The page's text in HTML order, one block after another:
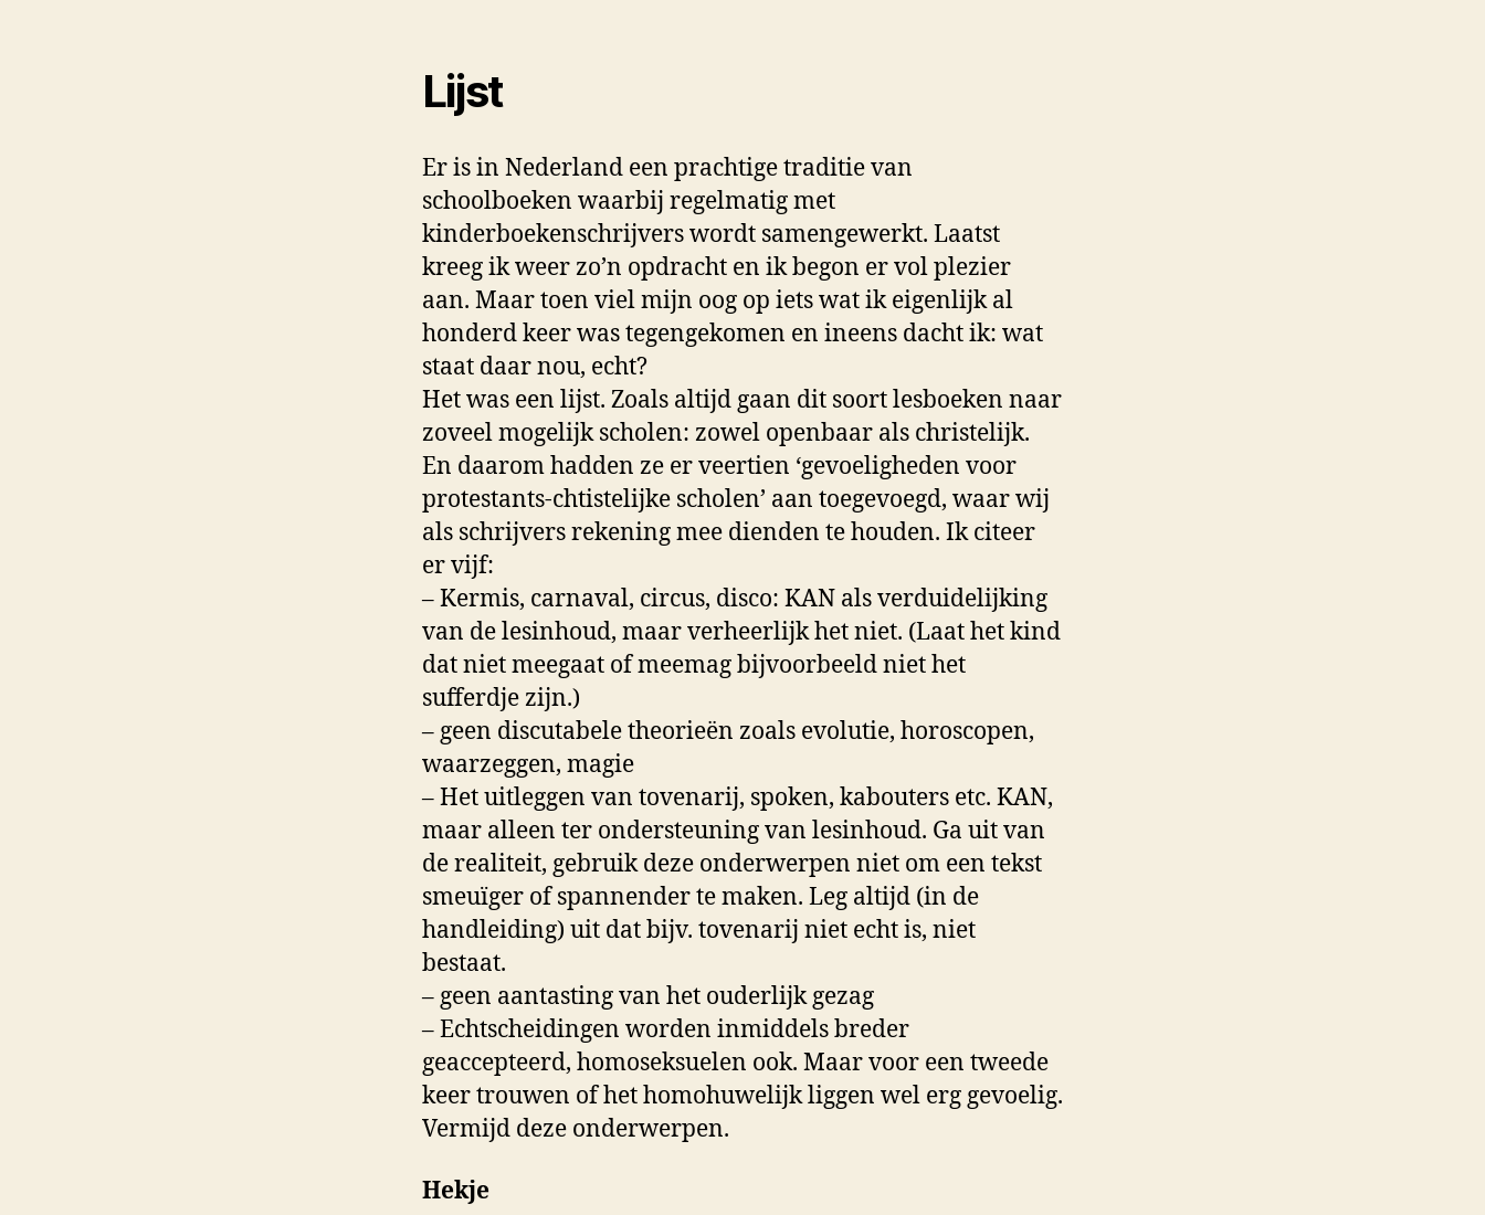
Lijst
Er is in Nederland een prachtige traditie van
schoolboeken waarbij regelmatig met
kinderboekenschrijvers wordt samengewerkt. Laatst
kreeg ik weer zo’n opdracht en ik begon er vol plezier
aan. Maar toen viel mijn oog op iets wat ik eigenlijk al
honderd keer was tegengekomen en ineens dacht ik: wat
staat daar nou, echt?
Het was een lijst. Zoals altijd gaan dit soort lesboeken naar
zoveel mogelijk scholen: zowel openbaar als christelijk.
En daarom hadden ze er veertien ‘gevoeligheden voor
protestants-chtistelijke scholen’ aan toegevoegd, waar wij
als schrijvers rekening mee dienden te houden. Ik citeer
er vijf:
– Kermis, carnaval, circus, disco: KAN als verduidelijking
van de lesinhoud, maar verheerlijk het niet. (Laat het kind
dat niet meegaat of meemag bijvoorbeeld niet het
sufferdje zijn.)
– geen discutabele theorieën zoals evolutie, horoscopen,
waarzeggen, magie
– Het uitleggen van tovenarij, spoken, kabouters etc. KAN,
maar alleen ter ondersteuning van lesinhoud. Ga uit van
de realiteit, gebruik deze onderwerpen niet om een tekst
smeuïger of spannender te maken. Leg altijd (in de
handleiding) uit dat bijv. tovenarij niet echt is, niet
bestaat.
– geen aantasting van het ouderlijk gezag
– Echtscheidingen worden inmiddels breder
geaccepteerd, homoseksuelen ook. Maar voor een tweede
keer trouwen of het homohuwelijk liggen wel erg gevoelig.
Vermijd deze onderwerpen.
Hekje